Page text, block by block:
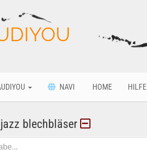
NAVI HOME HILFE
blechbläser